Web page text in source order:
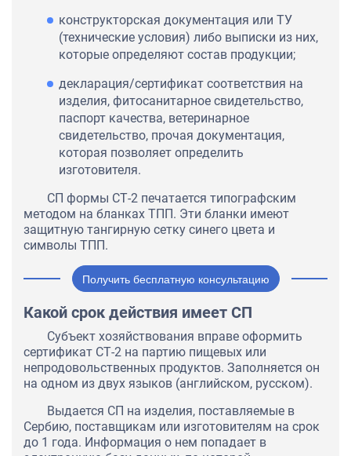
конструкторская документация или ТУ
(технические условия) либо выписки из них,
которые определяют состав продукции;
декларация/сертификат соответствия на
изделия, фитосанитарное свидетельство,
паспорт качества, ветеринарное
свидетельство, прочая документация,
которая позволяет определить
изготовителя.
СП формы СТ-2 печатается типографским
методом на бланках ТПП. Эти бланки имеют
защитную тангирную сетку синего цвета и
символы ТПП.
Получить бесплатную консультацию
Какой срок действия имеет СП
Субъект хозяйствования вправе оформить
сертификат СТ-2 на партию пищевых или
непродовольственных продуктов. Заполняется он
на одном из двух языков (английском, русском).
Выдается СП на изделия, поставляемые в
Сербию, поставщикам или изготовителям на срок
до 1 года. Информация о нем попадает в